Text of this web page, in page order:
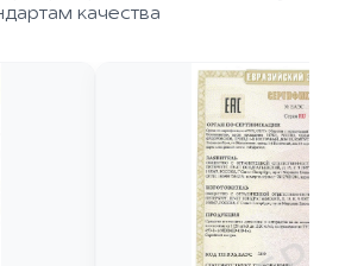
качества